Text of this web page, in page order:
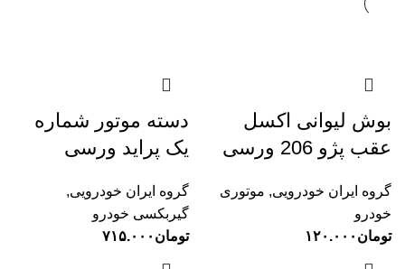
بوش لیوانی اکسل
عقب پژو 206 ورسی
گروه ایران خودرویی, موتوری
خودرو
تومان ۱۲۰.۰۰۰
دسته موتور شماره
یک پراید ورسی
گروه ایران خودرویی,
گیربکسی خودرو
تومان ۷۱۵.۰۰۰